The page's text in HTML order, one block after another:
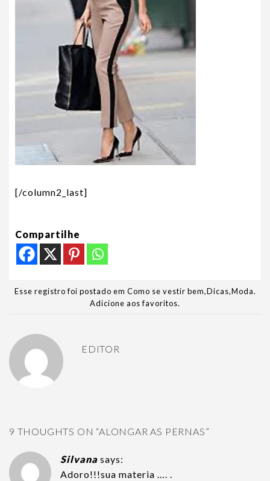
[/column2_last]
Compartilhe
Esse registro foi postado em Como se vestir bem,Dicas,Moda.
Adicione aos favoritos.
EDITOR
9 THOUGHTS ON “ALONGAR AS PERNAS”
Silvana says:
Adoro!!!sua materia …. .